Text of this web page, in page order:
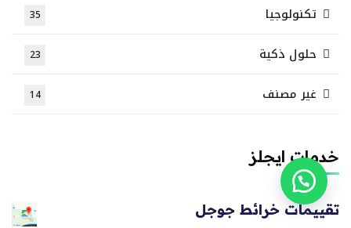
تكنولوجيا 35
حلول ذكية 23
غير مصنف 14
خدمات ايجلز
تقييمات خرائط جوجل